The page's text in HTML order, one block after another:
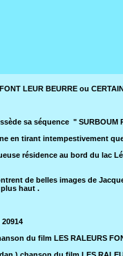
LEUR BEURRE ou
sa séquence "
en tirant intempestivement
résidence au bord du lac
de belles images de
haut .
du film LES RALEURS
) chanson du film LES